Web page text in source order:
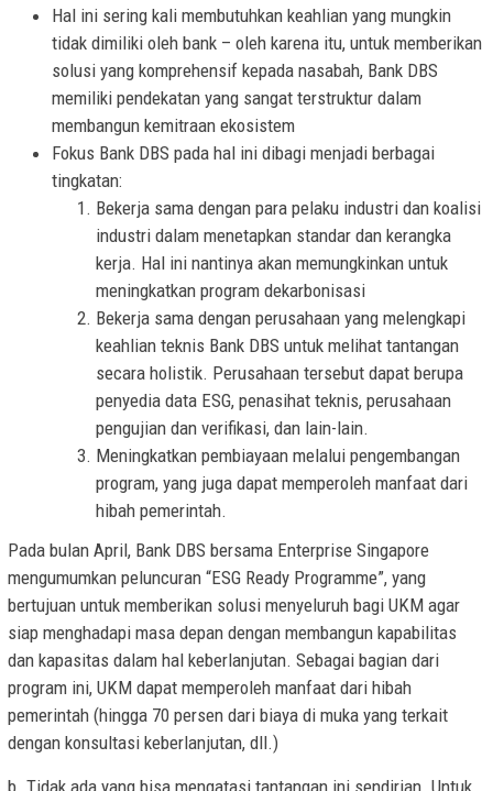
Hal ini sering kali membutuhkan keahlian yang mungkin
tidak dimiliki oleh bank – oleh karena itu, untuk memberikan
solusi yang komprehensif kepada nasabah, Bank DBS
memiliki pendekatan yang sangat terstruktur dalam
membangun kemitraan ekosistem
Fokus Bank DBS pada hal ini dibagi menjadi berbagai
tingkatan:
Bekerja sama dengan para pelaku industri dan koalisi
industri dalam menetapkan standar dan kerangka
kerja. Hal ini nantinya akan memungkinkan untuk
meningkatkan program dekarbonisasi
Bekerja sama dengan perusahaan yang melengkapi
keahlian teknis Bank DBS untuk melihat tantangan
secara holistik. Perusahaan tersebut dapat berupa
penyedia data ESG, penasihat teknis, perusahaan
pengujian dan verifikasi, dan lain-lain.
Meningkatkan pembiayaan melalui pengembangan
program, yang juga dapat memperoleh manfaat dari
hibah pemerintah.
Pada bulan April, Bank DBS bersama Enterprise Singapore
mengumumkan peluncuran “ESG Ready Programme”, yang
bertujuan untuk memberikan solusi menyeluruh bagi UKM agar
siap menghadapi masa depan dengan membangun kapabilitas
dan kapasitas dalam hal keberlanjutan. Sebagai bagian dari
program ini, UKM dapat memperoleh manfaat dari hibah
pemerintah (hingga 70 persen dari biaya di muka yang terkait
dengan konsultasi keberlanjutan, dll.)